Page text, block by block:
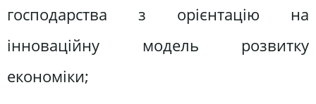
господарства з орієнтацію на
інноваційну модель розвитку
економіки;